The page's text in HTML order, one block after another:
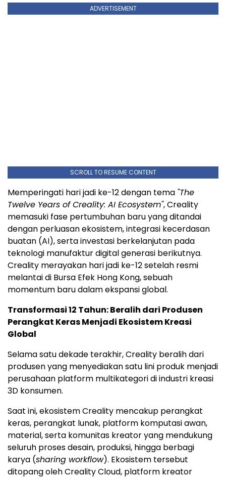
ADVERTISEMENT
SCROLL TO RESUME CONTENT
Memperingati hari jadi ke-12 dengan tema "The
Twelve Years of Creality: AI Ecosystem", Creality
memasuki fase pertumbuhan baru yang ditandai
dengan perluasan ekosistem, integrasi kecerdasan
buatan (AI), serta investasi berkelanjutan pada
teknologi manufaktur digital generasi berikutnya.
Creality merayakan hari jadi ke-12 setelah resmi
melantai di Bursa Efek Hong Kong, sebuah
momentum baru dalam ekspansi global.
Transformasi 12 Tahun: Beralih dari Produsen
Perangkat Keras Menjadi Ekosistem Kreasi
Global
Selama satu dekade terakhir, Creality beralih dari
produsen yang menyediakan satu lini produk menjadi
perusahaan platform multikategori di industri kreasi
3D konsumen.
Saat ini, ekosistem Creality mencakup perangkat
keras, perangkat lunak, platform komputasi awan,
material, serta komunitas kreator yang mendukung
seluruh proses desain, produksi, hingga berbagi
karya (sharing workflow). Ekosistem tersebut
ditopang oleh Creality Cloud, platform kreator